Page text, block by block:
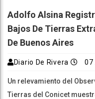
Adolfo Alsina
Bajos De Tierras
De Buenos Aires
Diario De Rivera 07
Un relevamiento del
Tierras del Conicet